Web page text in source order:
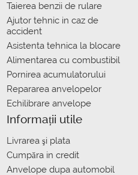
Taierea benzii de rulare
Ajutor tehnic in caz de
accident
Asistenta tehnica la blocare
Alimentarea cu combustibil
Pornirea acumulatorului
Repararea anvelopelor
Echilibrare anvelope
Informații utile
Livrarea şi plata
Сumpăra in credit
Anvelope dupa automobil